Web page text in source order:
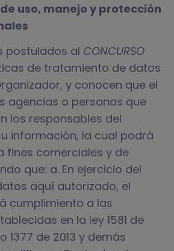
uso, manejo y protección
postulados al CONCURSO
de tratamiento de datos
y conocen que el
agencias o personas que
los responsables del
información, la cual podrá
fines comerciales y de
que: a. En ejercicio del
aquí autorizado, el
cumplimiento a las
en la ley 1581 de
1377 de 2013 y demás